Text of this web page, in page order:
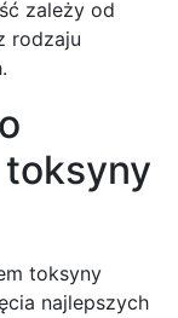
zależy od
rodzaju
toksyny
najlepszych